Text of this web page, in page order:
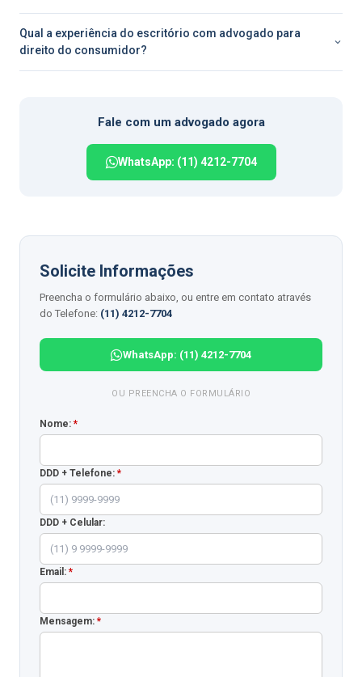
Qual a experiência do escritório com advogado para
direito do consumidor?
Fale com um advogado agora
WhatsApp: (11) 4212-7704
Solicite Informações
Preencha o formulário abaixo, ou entre em contato através
do Telefone: (11) 4212-7704
WhatsApp: (11) 4212-7704
OU PREENCHA O FORMULÁRIO
Nome: *
DDD + Telefone: *
DDD + Celular:
Email: *
Mensagem: *